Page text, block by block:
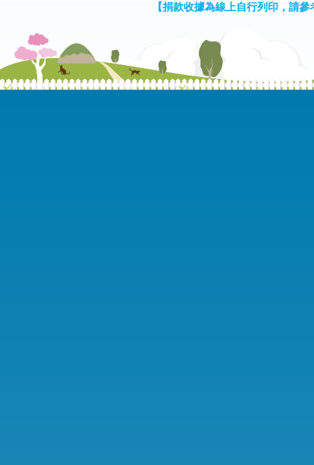
【捐款收據為線上自行列印，請參